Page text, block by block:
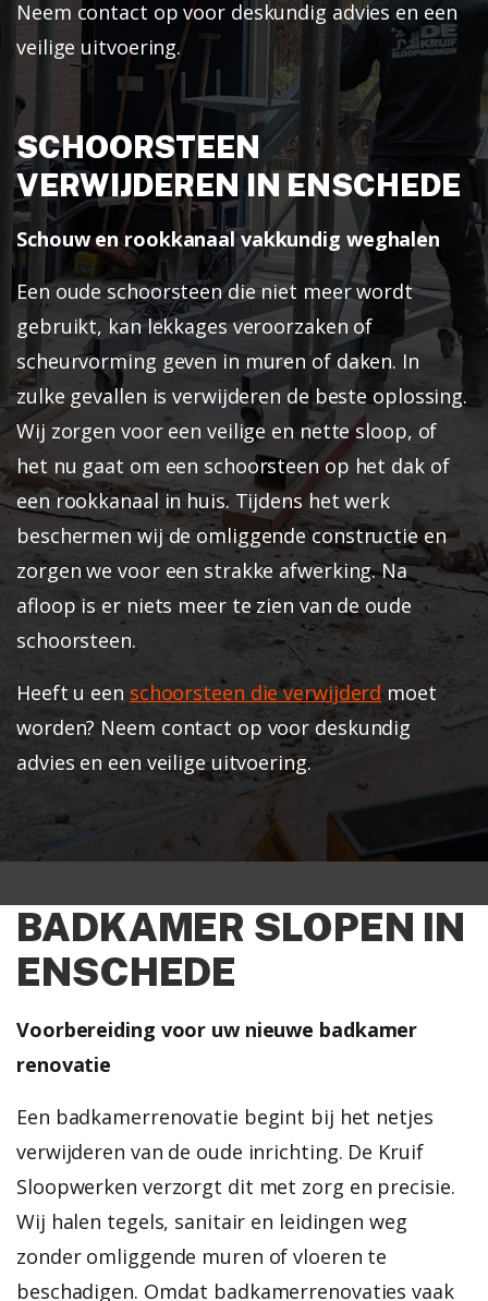
Neem contact op voor deskundig advies en een
veilige uitvoering.
SCHOORSTEEN
VERWIJDEREN IN ENSCHEDE
Schouw en rookkanaal vakkundig weghalen
Een oude schoorsteen die niet meer wordt
gebruikt, kan lekkages veroorzaken of
scheurvorming geven in muren of daken. In
zulke gevallen is verwijderen de beste oplossing.
Wij zorgen voor een veilige en nette sloop, of
het nu gaat om een schoorsteen op het dak of
een rookkanaal in huis. Tijdens het werk
beschermen wij de omliggende constructie en
zorgen we voor een strakke afwerking. Na
afloop is er niets meer te zien van de oude
schoorsteen.
Heeft u een schoorsteen die verwijderdmoet
worden? Neem contact op voor deskundig
advies en een veilige uitvoering.
BADKAMER SLOPEN IN
ENSCHEDE
Voorbereiding voor uw nieuwe badkamer
renovatie
Een badkamerrenovatie begint bij het netjes
verwijderen van de oude inrichting. De Kruif
Sloopwerken verzorgt dit met zorg en precisie.
Wij halen tegels, sanitair en leidingen weg
zonder omliggende muren of vloeren te
beschadigen. Omdat badkamerrenovaties vaak